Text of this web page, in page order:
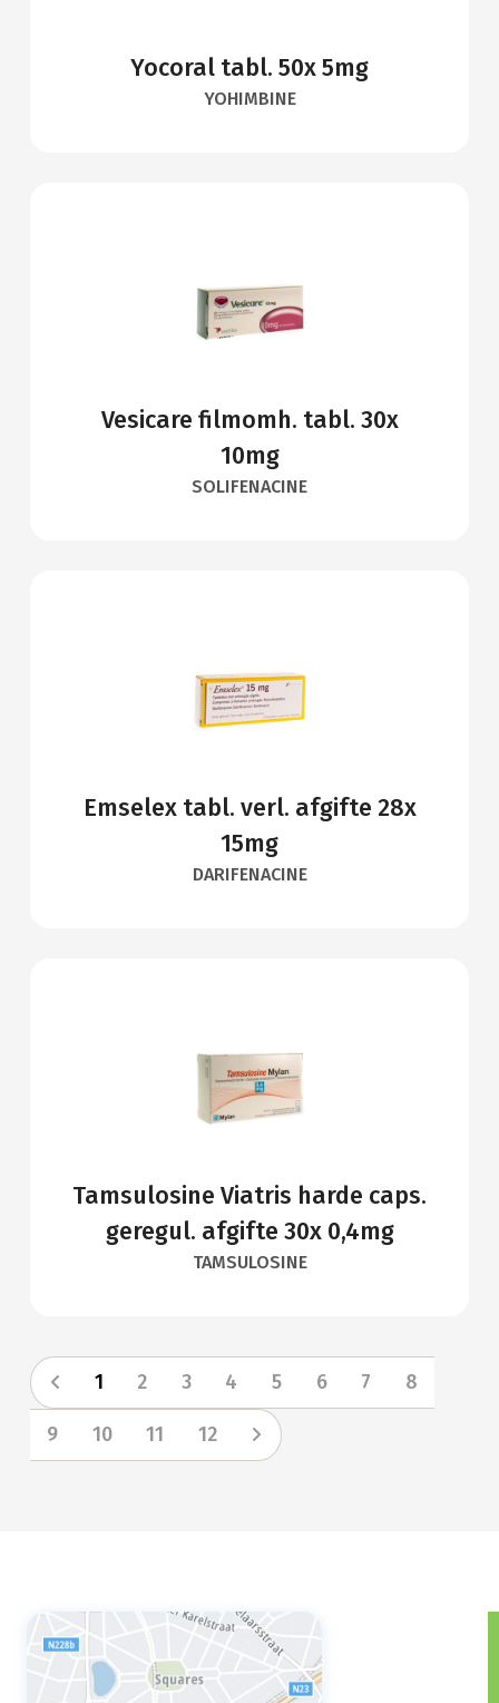
Yocoral tabl. 50x 5mg
YOHIMBINE
Vesicare filmomh. tabl. 30x
10mg
SOLIFENACINE
Emselex tabl. verl. afgifte 28x
15mg
DARIFENACINE
Tamsulosine Viatris harde caps.
geregul. afgifte 30x 0,4mg
TAMSULOSINE
1 2 3 4 5 6 7 8
9 10 11 12